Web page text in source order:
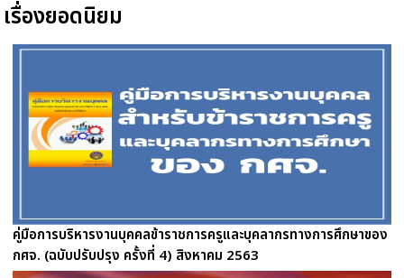
เรื่องยอดนิยม
คู่มือการบริหารงานบุคคลข้าราชการครูและบุคลากรทางการศึกษาของ
กศจ. (ฉบับปรับปรุง ครั้งที่ 4) สิงหาคม 2563